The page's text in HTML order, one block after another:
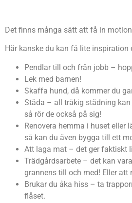
Det finns många sätt att få in
Här kanske du kan få lite
Pendlar till och från jobb –
Lek med barnen!
Skaffa hund, då kommer du
Städa – all tråkig städning
så rör de också på sig!
Renovera hemma i huset eller
så kan du även bygga till ett
Att laga mat – det ger faktiskt
Trädgårdsarbete – det kan
grannens till och med! Eller att
Brukar du åka hiss – ta
flåset.